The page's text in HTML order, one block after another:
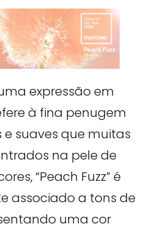
expressão em
à fina penugem
suaves que muitas
na pele de
“Peach Fuzz” é
associado a tons de
uma cor